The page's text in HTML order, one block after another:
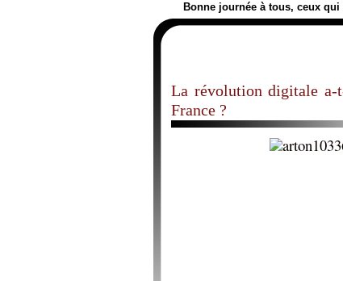
Bonne journée à tous, ceux
La révolution digitale a-
France ?